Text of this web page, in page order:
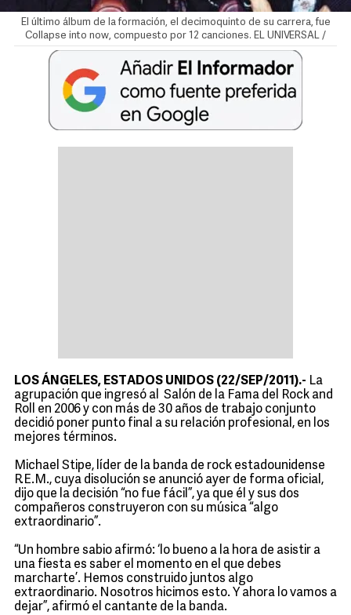
El último álbum de la formación, el decimoquinto de su carrera, fue
Collapse into now, compuesto por 12 canciones. EL UNIVERSAL /
LOS ÁNGELES, ESTADOS UNIDOS (22/SEP/2011).- La
agrupación que ingresó al Salón de la Fama del Rock and
Roll en 2006 y con más de 30 años de trabajo conjunto
decidió poner punto final a su relación profesional, en los
mejores términos.
Michael Stipe, líder de la banda de rock estadounidense
R.E.M., cuya disolución se anunció ayer de forma oficial,
dijo que la decisión “no fue fácil”, ya que él y sus dos
compañeros construyeron con su música “algo
extraordinario”.
“Un hombre sabio afirmó: ‘lo bueno a la hora de asistir a
una fiesta es saber el momento en el que debes
marcharte’. Hemos construido juntos algo
extraordinario. Nosotros hicimos esto. Y ahora lo vamos a
dejar”, afirmó el cantante de la banda.